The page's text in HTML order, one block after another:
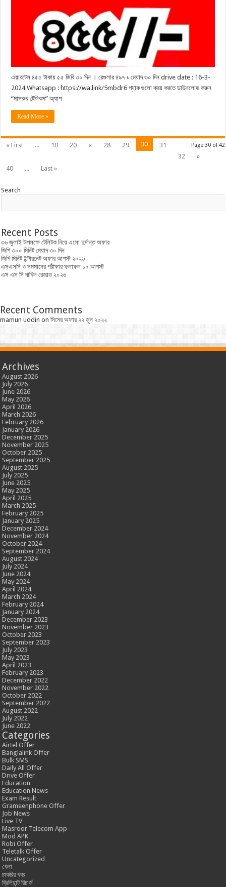
এয়ারটেল ৪৫৫ টাকায় ৫৫ জিবি ৩০ দিন । রেগুলার ৪৯৭ ৳ মেয়াদ ৩০ দিন drive date : 16-3-
2024 Whatsapp : https://wa.link/5mbdr6 প্যাক গুলো ক্রয় করতে ডাউনলোড করুন
“মাসরুর টেলিকম” অ্যাপ
Read More »
Page 30 of 42
« First ... 10 20 « 28 29 30
31
32
»
40
... Last »
Search
Recent Posts
৩৬ জুলাই উপলক্ষে টেলিটক নিয়ে এলো দুর্দান্ত অফার
জিপি ৩০০ মিনিট মেয়াদ ৩০ দিন
জিপি মিনিট ইন্টারনেট অফার আগস্ট ২০২৬
এসএসসি ও সমমানের পরীক্ষার ফলাফল ১০ আগস্ট
এস এস সি দাখিল রেজাল্ড ২০২৬
Recent Comments
mamun uddin on সিমের অফার ২২ জুন ২০২২
Archives
August 2026
July 2026
June 2026
May 2026
April 2026
March 2026
February 2026
January 2026
December 2025
November 2025
October 2025
September 2025
August 2025
July 2025
June 2025
May 2025
April 2025
March 2025
February 2025
January 2025
December 2024
November 2024
October 2024
September 2024
August 2024
July 2024
June 2024
May 2024
April 2024
March 2024
February 2024
January 2024
December 2023
November 2023
October 2023
September 2023
July 2023
May 2023
April 2023
February 2023
December 2022
November 2022
October 2022
September 2022
August 2022
July 2022
June 2022
Categories
Airtel Offer
Banglalink Offer
Bulk SMS
Daily All Offer
Drive Offer
Education
Education News
Exam Result
Grameenphone Offer
Job News
Live TV
Masroor Telecom App
Mod APK
Robi Offer
Teletalk Offer
Uncategorized
খেলা
চাকরির খবর
ব্রিলিয়ান্ট রিচার্জ